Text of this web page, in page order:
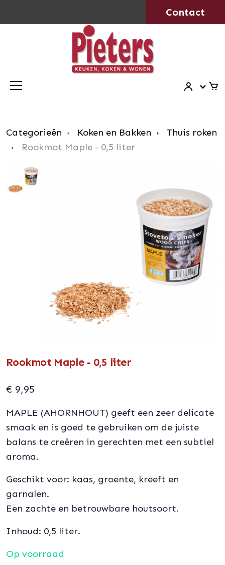
Contact
Categorieën Koken en Bakken
Thuis roken
Rookmot Maple - 0,5 liter
Rookmot Maple - 0,5 liter
€ 9,95
MAPLE (AHORNHOUT) geeft een zeer delicate
smaak en is goed te gebruiken om de juiste
balans te creëren in gerechten met een subtiel
aroma.
Geschikt voor: kaas, groente, kreeft en
garnalen.
Een zachte en betrouwbare houtsoort.
Inhoud: 0,5 liter.
Op voorraad